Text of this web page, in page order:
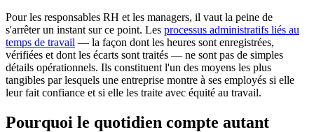
Pour les responsables RH et les managers, il vaut la peine de
s'arrêter un instant sur ce point. Les processus administratifs liés au
temps de travail — la façon dont les heures sont enregistrées,
vérifiées et dont les écarts sont traités — ne sont pas de simples
détails opérationnels. Ils constituent l'un des moyens les plus
tangibles par lesquels une entreprise montre à ses employés si elle
leur fait confiance et si elle les traite avec équité au travail.
Pourquoi le quotidien compte autant